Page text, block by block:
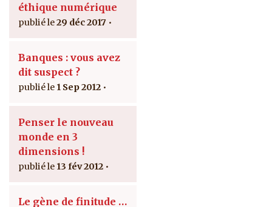
éthique numérique
29 déc 2017
Banques : vous avez
dit suspect ?
1 Sep 2012
Penser le nouveau
monde en 3
dimensions !
13 fév 2012
Le gène de finitude …